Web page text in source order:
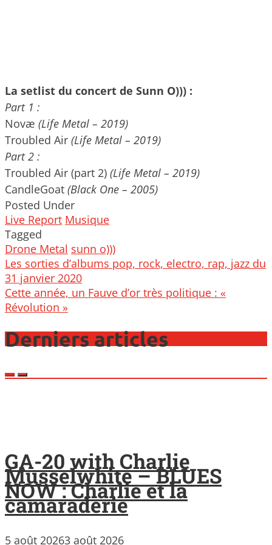
La setlist du concert de Sunn O))) :
Part 1 :
Novæ (Life Metal – 2019)
Troubled Air (Life Metal – 2019)
Part 2 :
Troubled Air (part 2) (Life Metal – 2019)
CandleGoat (Black One – 2005)
Posted Under
Live Report Musique
Tagged
Drone Metal sunn o)))
Post
navigation
Les sorties d’albums pop, rock, electro, rap, jazz du
31 janvier 2020
Cette année, un Fauve d’or très politique : «
Révolution »
Derniers articles
GA-20 with Charlie
Musselwhite – BLUES
NOW : Charlie et la
camaraderie
5 août 20263 août 2026